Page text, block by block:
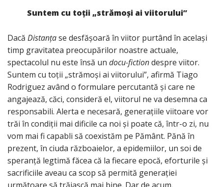
Suntem cu toții „strămoși ai viitorului”
Dacă Distanțase desfășoară în viitor purtând în același
timp gravitatea preocupărilor noastre actuale,
spectacolul nu este însă un docu-fictiondespre viitor.
Suntem cu toții „strămoși ai viitorului”, afirmă Tiago
Rodriguez având o formulare percutantă și care ne
angajează, căci, consideră el, viitorul ne va desemna ca
responsabili. Alerta e necesară, generațiile viitoare vor
trăi în condiții mai dificile ca noi și poate că, într-o zi, nu
vom mai fi capabli să coexistăm pe Pământ. Pănă în
prezent, în ciuda războaielor, a epidemiilor, un soi de
speranță legtimă făcea că la fiecare epocă, eforturile și
sacrificiile aveau ca scop să permită generației